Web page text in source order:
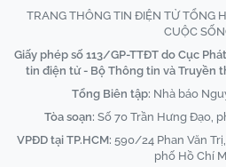
TRANG THÔNG TIN ĐIỆN TỬ TỔNG
CUỘC
Giấy phép số 113/GP-TTĐT do Cục
tin điện tử - Bộ Thông tin và Truyền
Tổng Biên tập: Nhà báo
Tòa soạn: Số 70 Trần Hưng Đạo,
VPĐD tại TP.HCM: 590/24 Phan Văn
phố Hồ Chí